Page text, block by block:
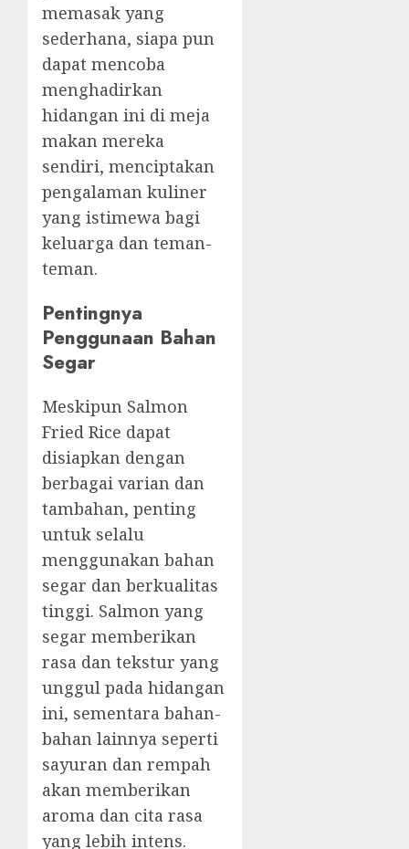
memasak yang
sederhana, siapa pun
dapat mencoba
menghadirkan
hidangan ini di meja
makan mereka
sendiri, menciptakan
pengalaman kuliner
yang istimewa bagi
keluarga dan teman-
teman.
Pentingnya
Penggunaan Bahan
Segar
Meskipun Salmon
Fried Rice dapat
disiapkan dengan
berbagai varian dan
tambahan, penting
untuk selalu
menggunakan bahan
segar dan berkualitas
tinggi. Salmon yang
segar memberikan
rasa dan tekstur yang
unggul pada hidangan
ini, sementara bahan-
bahan lainnya seperti
sayuran dan rempah
akan memberikan
aroma dan cita rasa
yang lebih intens.